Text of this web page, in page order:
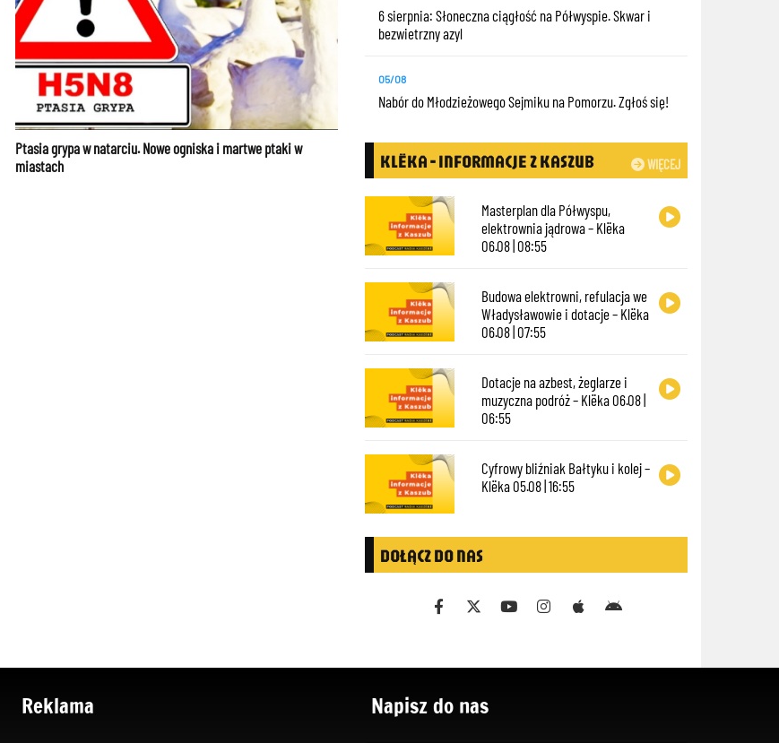
Ptasia grypa w natarciu. Nowe ogniska i martwe ptaki w
miastach
6 sierpnia: Słoneczna ciągłość na Półwyspie. Skwar i
bezwietrzny azyl
05/08
Nabór do Młodzieżowego Sejmiku na Pomorzu. Zgłoś się!
WIĘCEJ
KLËKA - INFORMACJE Z KASZUB
Masterplan dla Półwyspu,
elektrownia jądrowa – Klëka
06.08 | 08:55
Budowa elektrowni, refulacja we
Władysławowie i dotacje – Klëka
06.08 | 07:55
Dotacje na azbest, żeglarze i
muzyczna podróż – Klëka 06.08 |
06:55
Cyfrowy bliźniak Bałtyku i kolej –
Klëka 05.08 | 16:55
DOŁĄCZ DO NAS
Reklama Napisz do nas